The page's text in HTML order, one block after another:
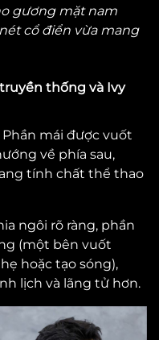
gương mặt nam
cổ điển vừa mang
thống và Ivy
Phần mái được vuốt
về phía sau,
tính chất thể thao
ngôi rõ ràng, phần
(một bên vuốt
hoặc tạo sóng),
lịch và lãng tử hơn.